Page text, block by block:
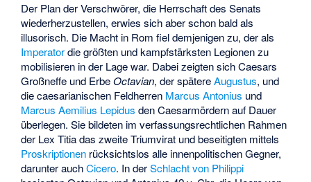
Der Plan der Verschwörer, die Herrschaft des Senats
wiederherzustellen, erwies sich aber schon bald als
illusorisch. Die Macht in Rom fiel demjenigen zu, der als
Imperatordie größten und kampfstärksten Legionen zu
mobilisieren in der Lage war. Dabei zeigten sich Caesars
Großneffe und ErbeOctavian, der spätereAugustus, und
die caesarianischen Feldherren Marcus Antonius und
Marcus Aemilius Lepidus den Caesarmördern auf Dauer
überlegen. Sie bildeten im verfassungsrechtlichen Rahmen
der Lex Titiadas zweite Triumvirat und beseitigten mittels
Proskriptionen rücksichtslos alle innenpolitischen Gegner,
darunter auchCicero. In derSchlacht von Philippi